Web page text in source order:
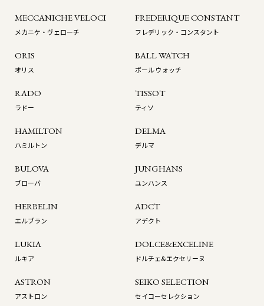
MECCANICHE VELOCI
メカニケ・ヴェローチ
FREDERIQUE CONSTANT
フレデリック・コンスタント
ORIS
オリス
BALL WATCH
ボール ウォッチ
RADO
ラドー
TISSOT
ティソ
HAMILTON
ハミルトン
DELMA
デルマ
BULOVA
ブローバ
JUNGHANS
ユンハンス
HERBELIN
エルブラン
ADCT
アデクト
LUKIA
ルキア
DOLCE&EXCELINE
ドルチェ&エクセリーヌ
ASTRON
アストロン
SEIKO SELECTION
セイコーセレクション